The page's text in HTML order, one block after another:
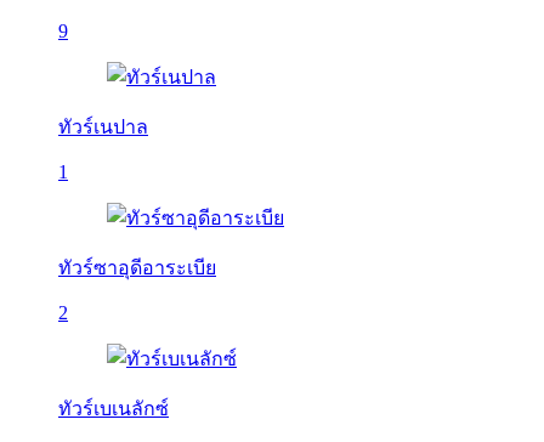
9
ทัวร์เนปาล
1
ทัวร์ซาอุดีอาระเบีย
2
ทัวร์เบเนลักซ์